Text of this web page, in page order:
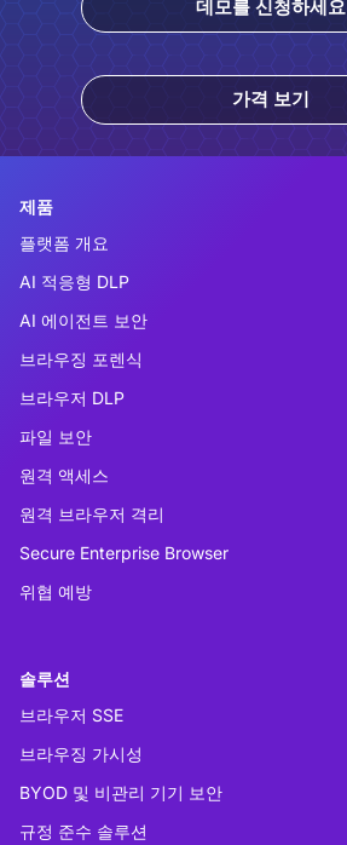
데모를 신청하세요
가격 보기
제품
플랫폼 개요
AI 적응형 DLP
AI 에이전트 보안
브라우징 포렌식
브라우저 DLP
파일 보안
원격 액세스
원격 브라우저 격리
Secure Enterprise Browser
위협 예방
솔루션
브라우저 SSE
브라우징 가시성
BYOD 및 비관리 기기 보안
규정 준수 솔루션